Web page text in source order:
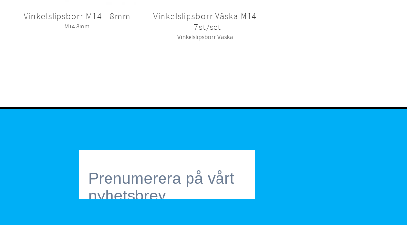
Vinkelslipsborr M14 - 8mm
M14 8mm
Vinkelslipsborr Väska M14
- 7st/set
Vinkelslipsborr Väska